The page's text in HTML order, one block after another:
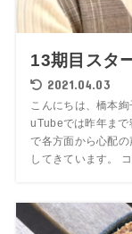
13期目スタ
2021.04.03
こんにちは、橋本
uTubeでは昨年まで
で各方面から心配
してきています。